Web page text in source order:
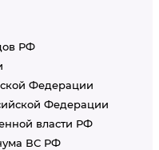
РФ
Федерации
Федерации
власти РФ
ВС РФ